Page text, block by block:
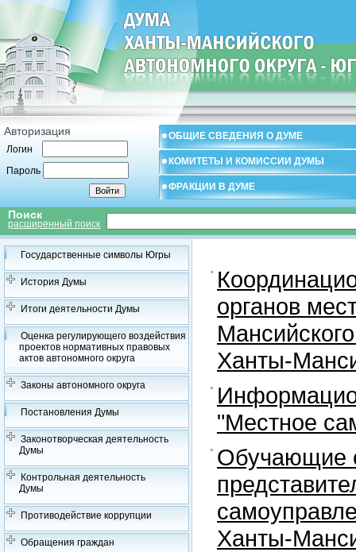
Авторизация
Логин
Пароль
ОБЩИЕ СВЕДЕНИЯ О ДУМЕ
КОМИТЕТЫ И КОМИССИИ ДУМЫ
ФРАКЦИИ В ДУМЕ
Поиск
расширенный поиск
Государственные символы Югры
История Думы
Итоги деятельности Думы
Оценка регулирующего воздействия
проектов нормативных правовых
актов автономного округа
Законы автономного округа
Постановления Думы
Законотворческая деятельность
Думы
Контрольная деятельность
Думы
Противодействие коррупции
Обращения граждан
органов
Ханты-
"Местное
Обучающие
Ханты-